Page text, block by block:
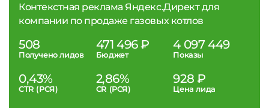
Контекстная реклама Яндекс.Директ для
компании по продаже газовых котлов
508
Получено лидов
471 496 ₽
Бюджет
4 097 449
Показы
0,43%
CTR (РСЯ)
2,86%
CR (РСЯ)
928 ₽
Цена лида